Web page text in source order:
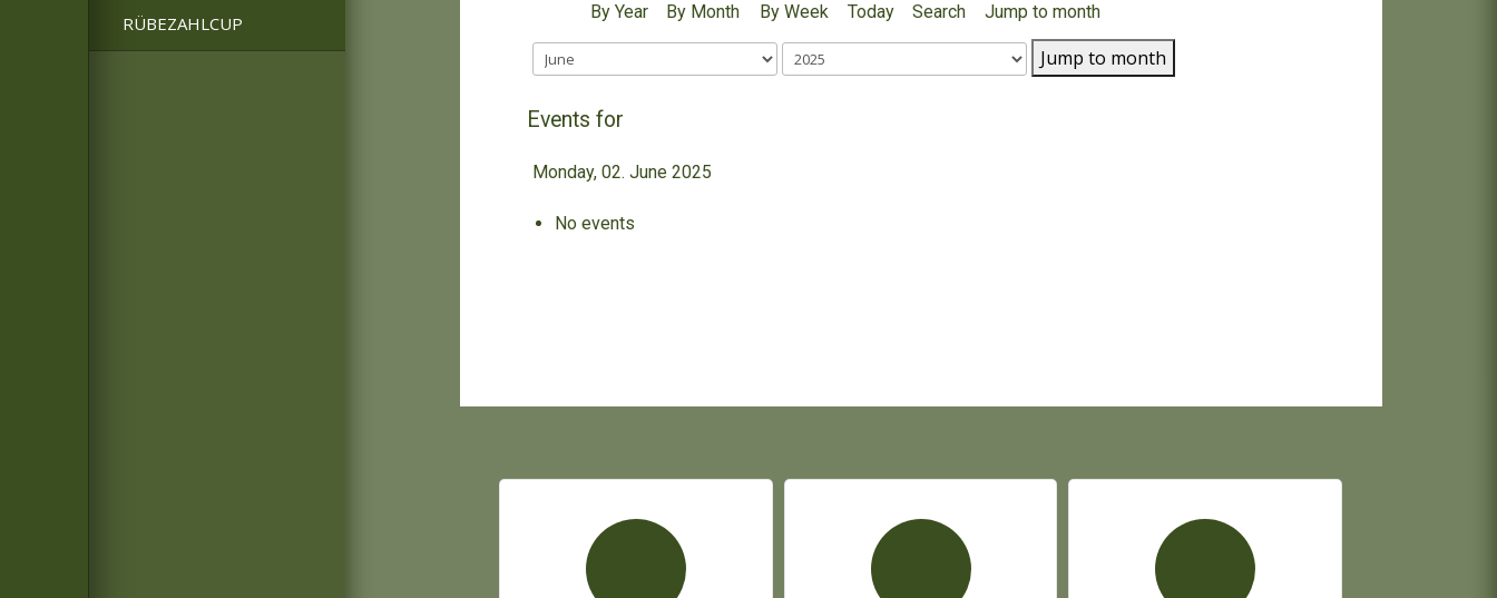
By Year By Month By Week Today Search Jump to month
Jump to month
Events for
Monday, 02. June 2025
No events
RÜBEZAHLCUP